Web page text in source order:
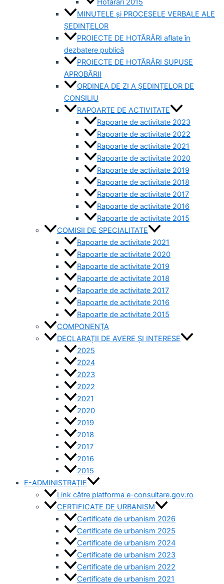
MINUTELE și PROCESELE VERBALE ALE
ȘEDINȚELOR
PROIECTE DE HOTĂRÂRI aflate în
dezbatere publică
PROIECTE DE HOTĂRÂRI SUPUSE
APROBĂRII
ORDINEA DE ZI A ȘEDINȚELOR DE
CONSILIU
RAPOARTE DE ACTIVITATE
Rapoarte de activitate 2023
Rapoarte de activitate 2022
Rapoarte de activitate 2021
Rapoarte de activitate 2020
Rapoarte de activitate 2019
Rapoarte de activitate 2018
Rapoarte de activitate 2017
Rapoarte de activitate 2016
Rapoarte de activitate 2015
COMISII DE SPECIALITATE
Rapoarte de activitate 2021
Rapoarte de activitate 2020
Rapoarte de activitate 2019
Rapoarte de activitate 2018
Rapoarte de activitate 2017
Rapoarte de activitate 2016
Rapoarte de activitate 2015
COMPONENȚA
DECLARAȚII DE AVERE ȘI INTERESE
2025
2024
2023
2022
2021
2020
2019
2018
2017
2016
2015
E-ADMINISTRAȚIE
Link către platforma e-consultare.gov.ro
CERTIFICATE DE URBANISM
Certificate de urbanism 2026
Certificate de urbanism 2025
Certificate de urbanism 2024
Certificate de urbanism 2023
Certificate de urbanism 2022
Certificate de urbanism 2021